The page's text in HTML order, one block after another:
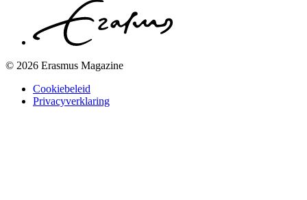
© 2026 Erasmus Magazine
Cookiebeleid
Privacyverklaring